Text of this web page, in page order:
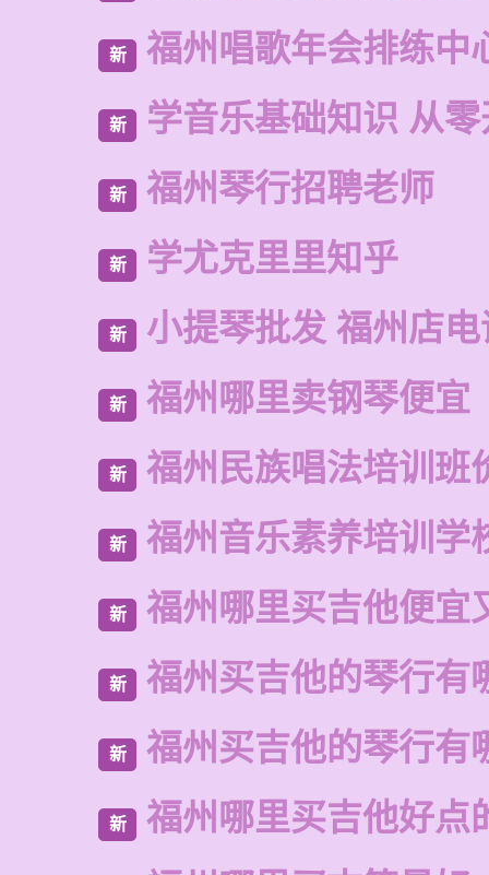
新 福州唱歌年会排练中
新 学音乐基础知识 从
新 福州琴行招聘老师
新 学尤克里里知乎
新 小提琴批发 福州店
新 福州哪里卖钢琴便宜
新 福州民族唱法培训班
新 福州音乐素养培训学
新 福州哪里买吉他便宜
新 福州买吉他的琴行有
新 福州买吉他的琴行有
新
福州哪里买吉他好点